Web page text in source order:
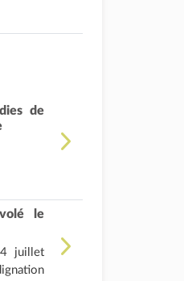
de
le
juillet